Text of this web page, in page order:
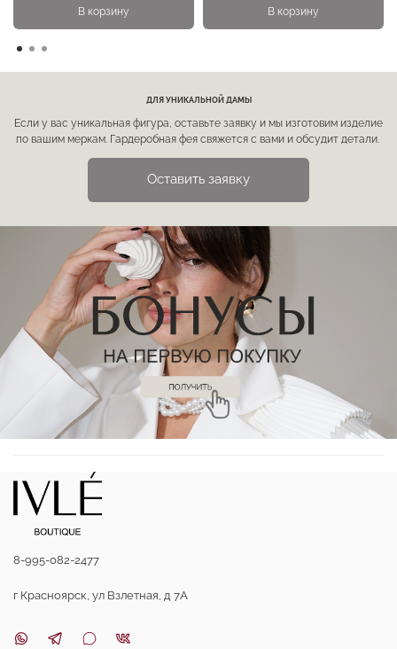
В корзину В корзину
ДЛЯ УНИКАЛЬНОЙ ДАМЫ
Если у вас уникальная фигура, оставьте заявку и мы изготовим изделие
по вашим меркам. Гардеробная фея свяжется с вами и обсудит детали.
Оставить заявку
8-995-082-2477
г Красноярск, ул Взлетная, д 7А